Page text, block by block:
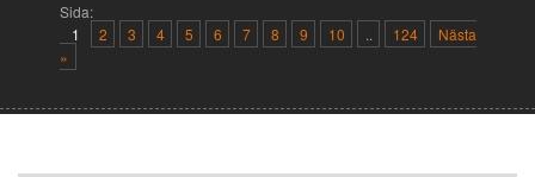
Sida:
1
2 3 4 5 6 7 8 9 10 .. 124
Nästa
»